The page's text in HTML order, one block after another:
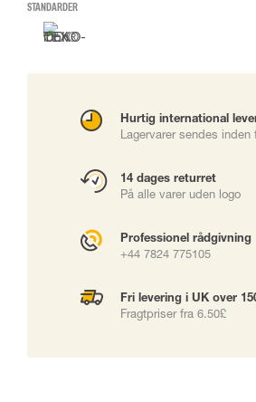
STANDARDER
Hurtig international
Lagervarer sendes inden
14 dages returret
På alle varer uden logo
Professionel rådgivning
+44 7824 775105
Fri levering i UK over
Fragtpriser fra 6.50£